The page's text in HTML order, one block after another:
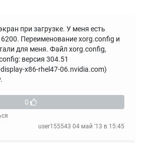
при загрузке. У меня есть
6200. Переименование xorg.config и
для меня. Файл xorg.config,
версия 304.51
x86-rhel47-06.nvidia.com)
0
user155543 04 май '13 в 15:45